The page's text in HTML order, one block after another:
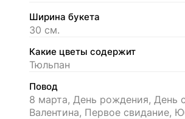
Ширина букета
30 см.
Какие цветы содержит
Тюльпан
Повод
8 марта, День рождения, День
Валентина, Первое свидание,